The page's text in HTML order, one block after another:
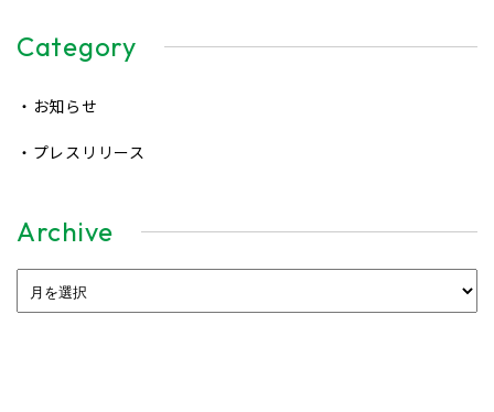
Category
・お知らせ
・プレスリリース
Archive